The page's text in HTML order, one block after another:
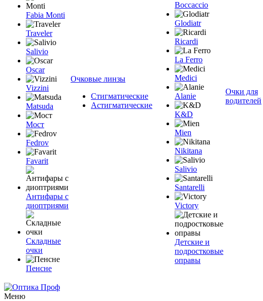
Fabia Monti
Traveler
Salivio
Oscar
Vizzini
Matsuda
Мост
Fedrov
Favarit
Антифары с
диоптриями
Складные
очки
Пенсне
Очковые линзы
Стигматические
Астигматические
Boccaccio
Glodiatr
Ricardi
La Ferro
Medici
Alanie
K&D
Mien
Nikitana
Salivio
Santarelli
Victory
Детские и
подростковые
оправы
Очки для
водителей
Меню